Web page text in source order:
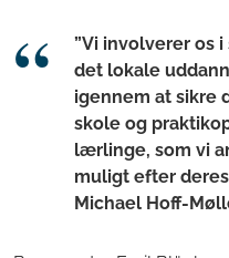
”Vi involverer os
det lokale
igennem at sikre
skole og
lærlinge, som vi
muligt efter
Michael Hoff-